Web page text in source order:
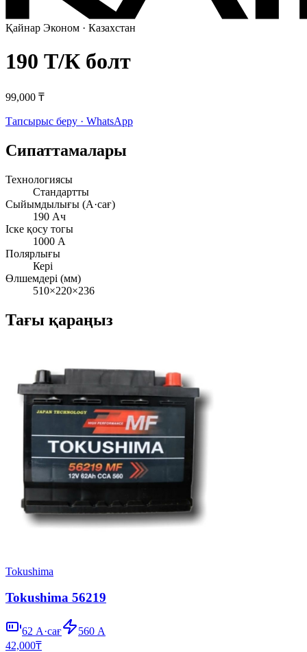
Қайнар Эконом · Казахстан
190 Т/К болт
99,000 ₸
Тапсырыс беру · WhatsApp
Сипаттамалары
Технологиясы
Стандартты
Сыйымдылығы (А·сағ)
190 Ач
Іске қосу тогы
1000 А
Полярлығы
Кері
Өлшемдері (мм)
510×220×236
Тағы қараңыз
Tokushima
Tokushima 56219
62 А·сағ 560 А
42,000₸